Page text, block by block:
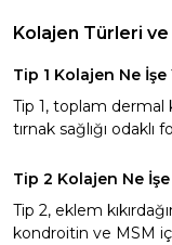
Kolajen Türleri
Tip 1 Kolajen Ne İşe
Tip 1, toplam dermal
tırnak sağlığı
Tip 2 Kolajen Ne İşe
Tip 2, eklem
kondroitin ve MSM